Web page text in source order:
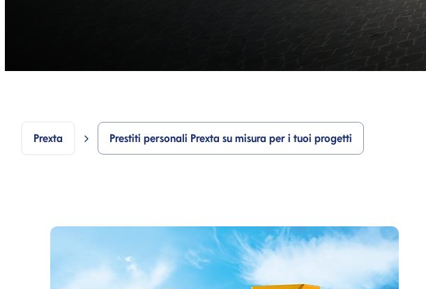
Prexta Prestiti personali Prexta su misura per i tuoi progetti